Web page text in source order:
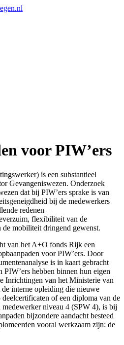
voor PIW’ers
is een substantieel
Gevangeniswezen. Onderzoek
dat bij PIW’ers sprake is van
bij de medewerkers
redenen –
flexibiliteit van de
mobiliteit dringend gewenst.
van het A+O fonds Rijk een
voor PIW’ers. Door
is in kaart gebracht
hebben binnen hun eigen
Inrichtingen van het Ministerie van
interne opleiding die nieuwe
of een diploma van de
niveau 4 (SPW 4), is bij
bijzondere aandacht besteed
vooral werkzaam zijn: de